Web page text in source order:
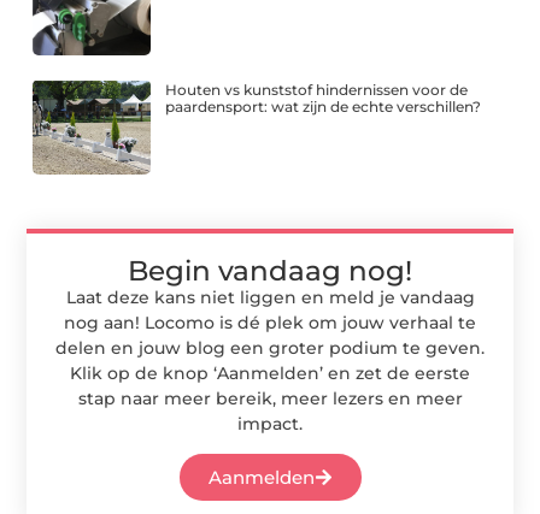
Houten vs kunststof hindernissen voor de
paardensport: wat zijn de echte verschillen?
Begin vandaag nog!
Laat deze kans niet liggen en meld je vandaag
nog aan! Locomo is dé plek om jouw verhaal te
delen en jouw blog een groter podium te geven.
Klik op de knop ‘Aanmelden’ en zet de eerste
stap naar meer bereik, meer lezers en meer
impact.
Aanmelden